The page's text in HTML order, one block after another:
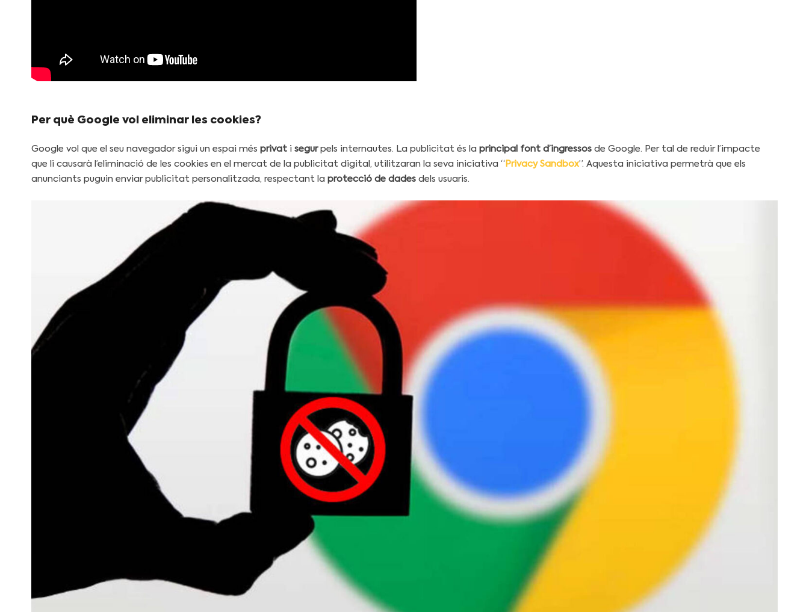
Per què Google vol eliminar les cookies?
Google vol que el seu navegador sigui un espai més privat i segurpels internautes. La publicitat és la principal font d’ingressos de Google. Per tal de reduir l’impacte
que li causarà l’eliminació de les cookies en el mercat de la publicitat digital, utilitzaran la seva iniciativa “ Privacy Sandbox”. Aquesta iniciativa permetrà que els
anunciants puguin enviar publicitat personalitzada, respectant la protecció de dades dels usuaris.